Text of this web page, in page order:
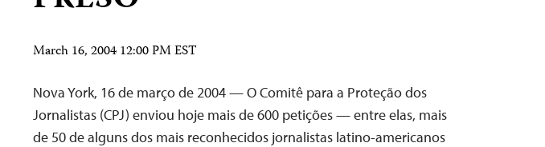
March 16, 2004 12:00 PM EST
Nova York, 16 de março de 2004 — O Comitê para a Proteção dos
Jornalistas (CPJ) enviou hoje mais de 600 petições — entre elas, mais
de 50 de alguns dos mais reconhecidos jornalistas latino-americanos